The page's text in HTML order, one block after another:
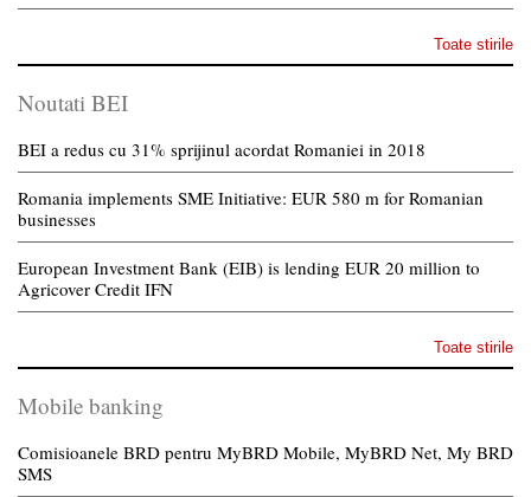
Toate stirile
Noutati BEI
BEI a redus cu 31% sprijinul acordat Romaniei in 2018
Romania implements SME Initiative: EUR 580 m for Romanian
businesses
European Investment Bank (EIB) is lending EUR 20 million to
Agricover Credit IFN
Toate stirile
Mobile banking
Comisioanele BRD pentru MyBRD Mobile, MyBRD Net, My BRD
SMS